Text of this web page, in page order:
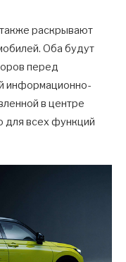
раскрывают
Оба будут
перед
информационно-
в центре
для всех функций